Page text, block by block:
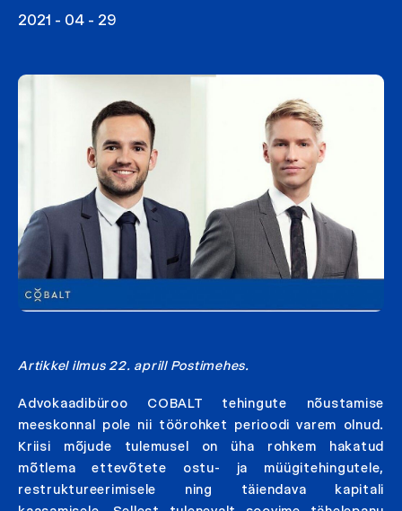
2021 - 04 - 29
Artikkel ilmus 22. aprill Postimehes.
Advokaadibüroo COBALT tehingute nõustamise
meeskonnal pole nii töörohket perioodi varem olnud.
Kriisi mõjude tulemusel on üha rohkem hakatud
mõtlema ettevõtete ostu- ja müügitehingutele,
restruktureerimisele ning täiendava kapitali